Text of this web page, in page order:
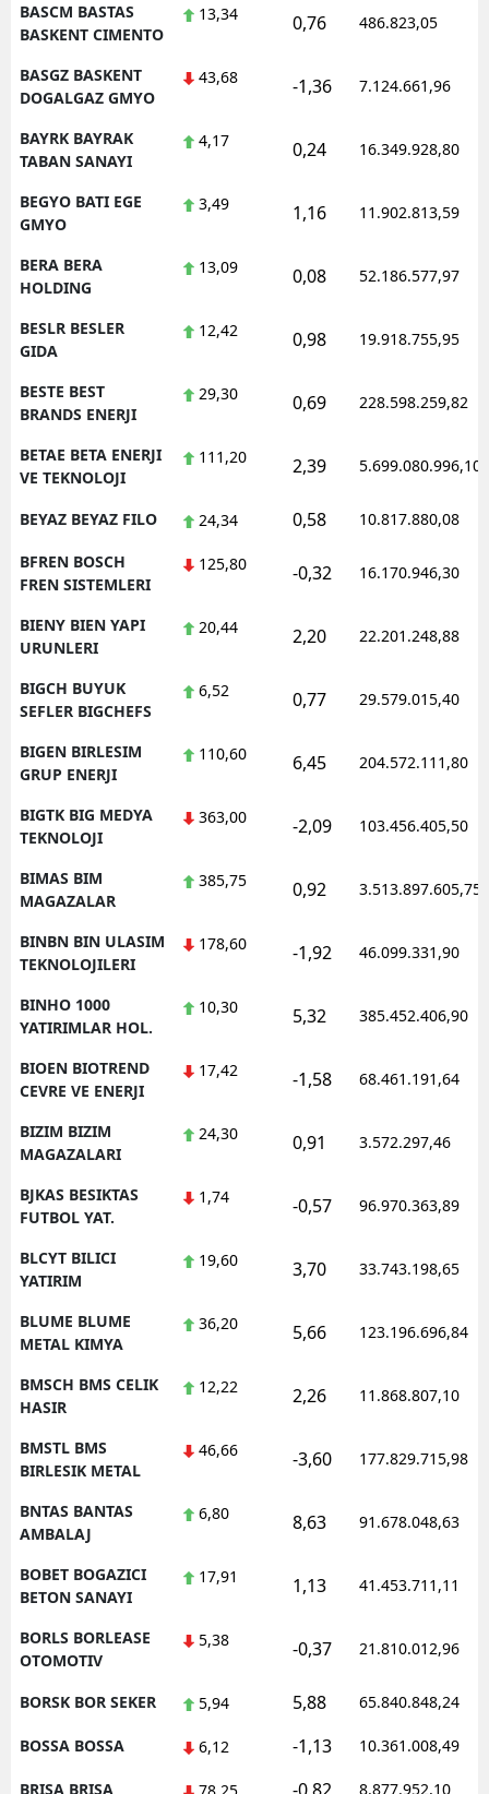
BASCM BASTAS
BASKENT CIMENTO
13,34 0,76 486.823,05
BASGZ BASKENT
DOGALGAZ GMYO
43,68 -1,36 7.124.661,96
BAYRK BAYRAK
TABAN SANAYI
4,17 0,24 16.349.928,80
BEGYO BATI EGE
GMYO
3,49 1,16 11.902.813,59
BERA BERA
HOLDING
13,09 0,08 52.186.577,97
BESLR BESLER
GIDA
12,42 0,98 19.918.755,95
BESTE BEST
BRANDS ENERJI
29,30 0,69 228.598.259,82
BETAE BETA ENERJI
VE TEKNOLOJI
111,20 2,39 5.699.080.996,10
BEYAZ BEYAZ FILO 24,34 0,58 10.817.880,08
BFREN BOSCH
FREN SISTEMLERI
125,80 -0,32 16.170.946,30
BIENY BIEN YAPI
URUNLERI
20,44 2,20 22.201.248,88
BIGCH BUYUK
SEFLER BIGCHEFS
6,52 0,77 29.579.015,40
BIGEN BIRLESIM
GRUP ENERJI
110,60 6,45 204.572.111,80
BIGTK BIG MEDYA
TEKNOLOJI
363,00 -2,09 103.456.405,50
BIMAS BIM
MAGAZALAR
385,75 0,92 3.513.897.605,75
BINBN BIN ULASIM
TEKNOLOJILERI
178,60 -1,92 46.099.331,90
BINHO 1000
YATIRIMLAR HOL.
10,30 5,32 385.452.406,90
BIOEN BIOTREND
CEVRE VE ENERJI
17,42 -1,58 68.461.191,64
BIZIM BIZIM
MAGAZALARI
24,30 0,91 3.572.297,46
BJKAS BESIKTAS
FUTBOL YAT.
1,74 -0,57 96.970.363,89
BLCYT BILICI
YATIRIM
19,60 3,70 33.743.198,65
BLUME BLUME
METAL KIMYA
36,20 5,66 123.196.696,84
BMSCH BMS CELIK
HASIR
12,22 2,26 11.868.807,10
BMSTL BMS
BIRLESIK METAL
46,66 -3,60 177.829.715,98
BNTAS BANTAS
AMBALAJ
6,80 8,63 91.678.048,63
BOBET BOGAZICI
BETON SANAYI
17,91 1,13 41.453.711,11
BORLS BORLEASE
OTOMOTIV
5,38 -0,37 21.810.012,96
BORSK BOR SEKER 5,94 5,88 65.840.848,24
BOSSA BOSSA 6,12 -1,13 10.361.008,49
BRISA BRISA 8.877.952,10